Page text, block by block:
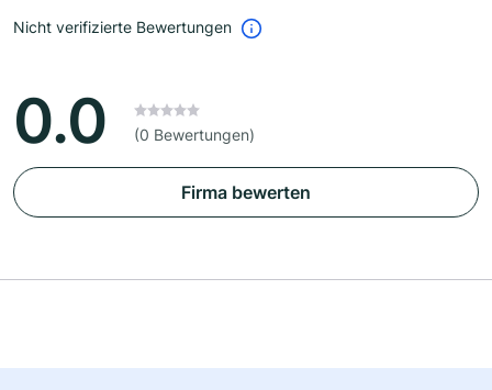
Nicht verifizierte Bewertungen
0.0 (0 Bewertungen)
Firma bewerten